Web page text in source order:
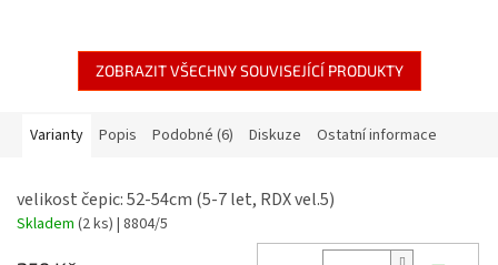
ZOBRAZIT VŠECHNY SOUVISEJÍCÍ PRODUKTY
Varianty Popis Podobné (6) Diskuze Ostatní informace
velikost čepic: 52-54cm (5-7 let, RDX vel.5)
Skladem (2 ks) | 8804/5